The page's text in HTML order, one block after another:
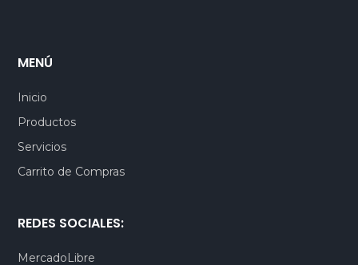
MENÚ
Inicio
Productos
Servicios
Carrito de Compras
REDES SOCIALES:
MercadoLibre